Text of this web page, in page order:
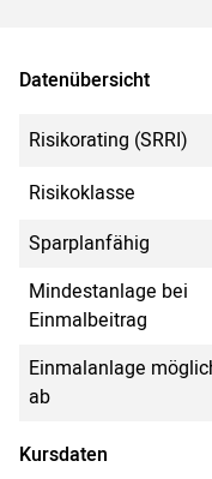
Datenübersicht
Risikorating (SRRI)
Risikoklasse
Sparplanfähig
Mindestanlage bei
Einmalbeitrag
Einmalanlage
ab
Kursdaten